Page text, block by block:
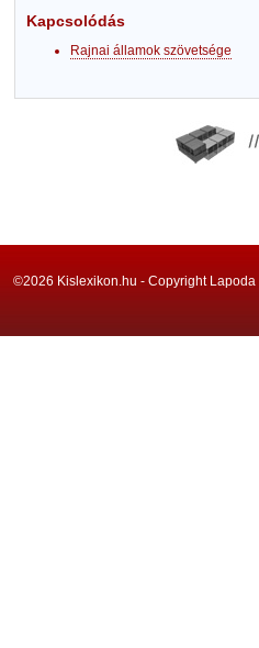
Kapcsolódás
Rajnai államok szövetsége
©2026 Kislexikon.hu - Copyright